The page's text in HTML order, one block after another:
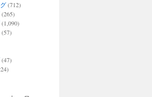
(712)
(265)
(1,090)
(57)
(47)